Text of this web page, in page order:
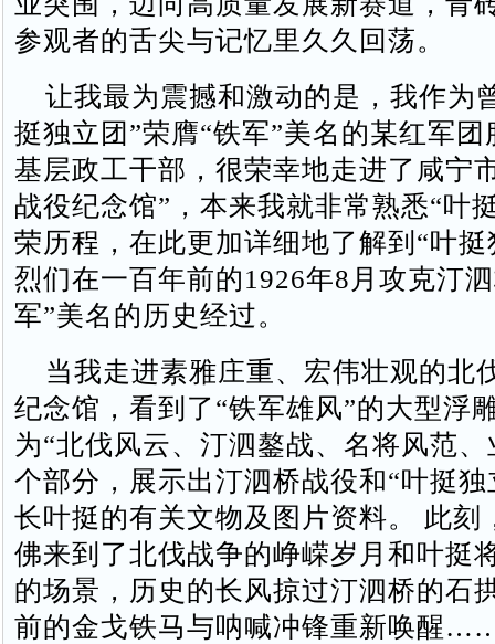
参观者的舌尖与记忆里久久回荡。
让我最为震撼和激动的是，我作为
挺独立团”荣膺“铁军”美名的某红军
基层政工干部，很荣幸地走进了咸宁
战役纪念馆”，本来我就非常熟悉“叶
荣历程，在此更加详细地了解到“叶挺
烈们在一百年前的1926年8月攻克汀
军”美名的历史经过。
当我走进素雅庄重、宏伟壮观的北
纪念馆，看到了“铁军雄风”的大型浮
为“北伐风云、汀泗鏊战、名将风范
个部分，展示出汀泗桥战役和“叶挺独
长叶挺的有关文物及图片资料。 此刻
佛来到了北伐战争的峥嵘岁月和叶挺
的场景，历史的长风掠过汀泗桥的石
前的金戈铁马与呐喊冲锋重新唤醒